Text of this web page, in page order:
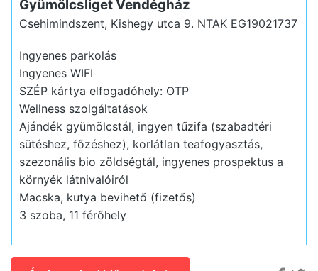
Gyümölcsliget Vendégház
Csehimindszent, Kishegy utca 9. NTAK EG19021737
Ingyenes parkolás
Ingyenes WIFI
SZÉP kártya elfogadóhely: OTP
Wellness szolgáltatások
Ajándék gyümölcstál, ingyen tűzifa (szabadtéri
sütéshez, főzéshez), korlátlan teafogyasztás,
szezonális bio zöldségtál, ingyenes prospektus a
környék látnivalóiról
Macska, kutya bevihető (fizetős)
3 szoba, 11 férőhely